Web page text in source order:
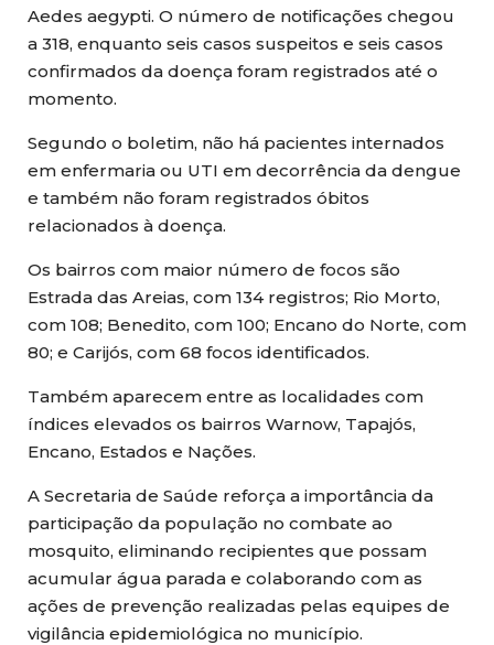
Aedes aegypti. O número de notificações chegou
a 318, enquanto seis casos suspeitos e seis casos
confirmados da doença foram registrados até o
momento.
Segundo o boletim, não há pacientes internados
em enfermaria ou UTI em decorrência da dengue
e também não foram registrados óbitos
relacionados à doença.
Os bairros com maior número de focos são
Estrada das Areias, com 134 registros; Rio Morto,
com 108; Benedito, com 100; Encano do Norte, com
80; e Carijós, com 68 focos identificados.
Também aparecem entre as localidades com
índices elevados os bairros Warnow, Tapajós,
Encano, Estados e Nações.
A Secretaria de Saúde reforça a importância da
participação da população no combate ao
mosquito, eliminando recipientes que possam
acumular água parada e colaborando com as
ações de prevenção realizadas pelas equipes de
vigilância epidemiológica no município.